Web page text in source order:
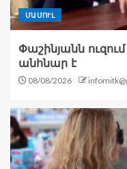
ՄԱՄՈՒԼ
Փաշինյանն
անհնար է
08/08/2026